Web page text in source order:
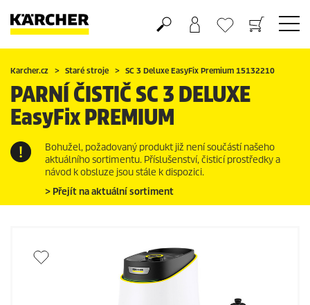
Nákupní košík
Seznam oblíbených produktů
Karcher.cz Staré stroje SC 3 Deluxe EasyFix Premium 15132210
PARNÍ ČISTIČ SC 3 DELUXE
EasyFixPREMIUM
Bohužel, požadovaný produkt již není součástí našeho
aktuálního sortimentu. Příslušenství, čisticí prostředky a
návod k obsluze jsou stále k dispozici.
> Přejít na aktuální sortiment